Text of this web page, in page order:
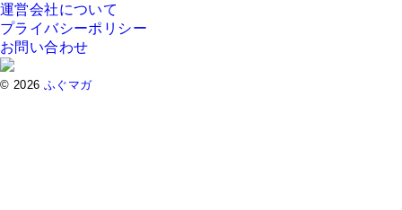
運営会社について
プライバシーポリシー
お問い合わせ
© 2026 ふぐマガ